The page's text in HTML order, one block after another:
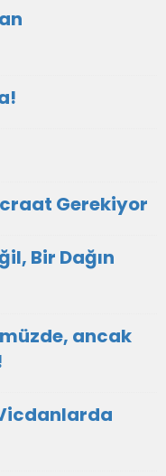
Gerekiyor
Bir Dağın
ancak